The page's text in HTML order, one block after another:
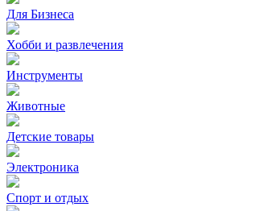
Для Бизнеса
Хобби и развлечения
Инструменты
Животные
Детские товары
Электроника
Спорт и отдых